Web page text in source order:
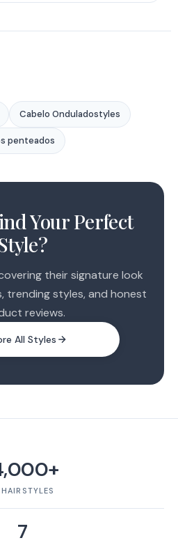
Cabelo Onduladostyles
penteados
Your Perfect
their signature look
trending styles, and honest
reviews.
All Styles
7